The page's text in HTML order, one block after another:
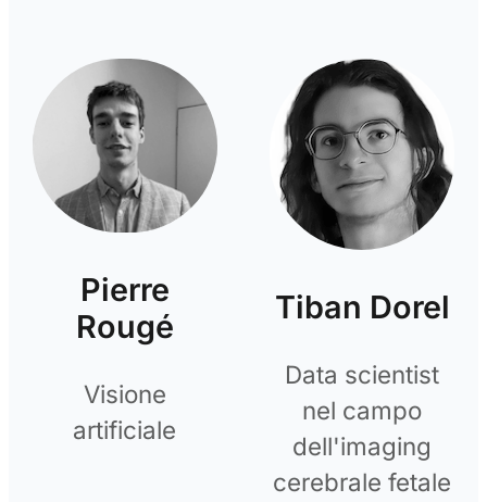
Pierre
Rougé
Visione
artificiale
Tiban Dorel
Data scientist
nel campo
dell'imaging
cerebrale fetale